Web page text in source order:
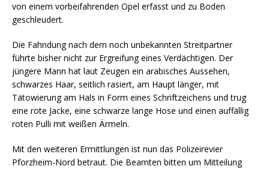
von einem vorbeifahrenden Opel erfasst und zu Boden
geschleudert.
Die Fahndung nach dem noch unbekannten Streitpartner
führte bisher nicht zur Ergreifung eines Verdächtigen. Der
jüngere Mann hat laut Zeugen ein arabisches Aussehen,
schwarzes Haar, seitlich rasiert, am Haupt länger, mit
Tätowierung am Hals in Form eines Schriftzeichens und trug
eine rote Jacke, eine schwarze lange Hose und einen auffällig
roten Pulli mit weißen Ärmeln.
Mit den weiteren Ermittlungen ist nun das Polizeirevier
Pforzheim-Nord betraut. Die Beamten bitten um Mitteilung